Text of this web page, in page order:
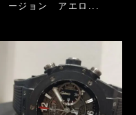
ージョン アエロ...